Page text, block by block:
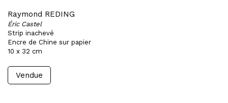
Raymond REDING
Éric Castel
Strip inachevé
Encre de Chine sur papier
10 x 32 cm
Vendue